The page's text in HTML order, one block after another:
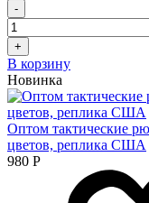
-
+
В корзину
Новинка
Оптом тактические
цветов, реплика США
980 Р